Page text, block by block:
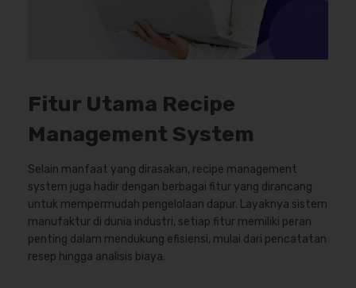
Fitur Utama Recipe
Management System
Selain manfaat yang dirasakan, recipe management
system juga hadir dengan berbagai fitur yang dirancang
untuk mempermudah pengelolaan dapur. Layaknya sistem
manufaktur di dunia industri, setiap fitur memiliki peran
penting dalam mendukung efisiensi, mulai dari pencatatan
resep hingga analisis biaya.